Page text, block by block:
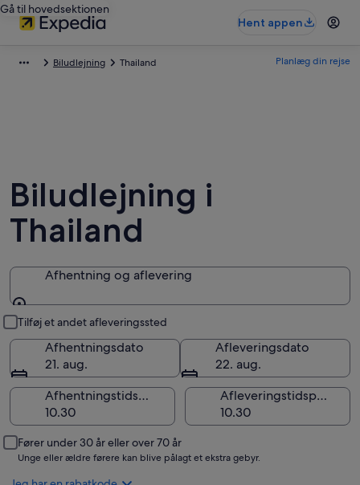
Gå til hovedsektionen
Hent appen
Biludlejning Thailand Planlæg din rejse
Biludlejning i
Thailand
Afhentning og aflevering
Tilføj et andet afleveringssted
Afhentningsdato
21. aug.
Afleveringsdato
22. aug.
Afhentningstidspunkt
Afleveringstidspunkt
Fører under 30 år eller over 70 år
Unge eller ældre førere kan blive pålagt et ekstra gebyr.